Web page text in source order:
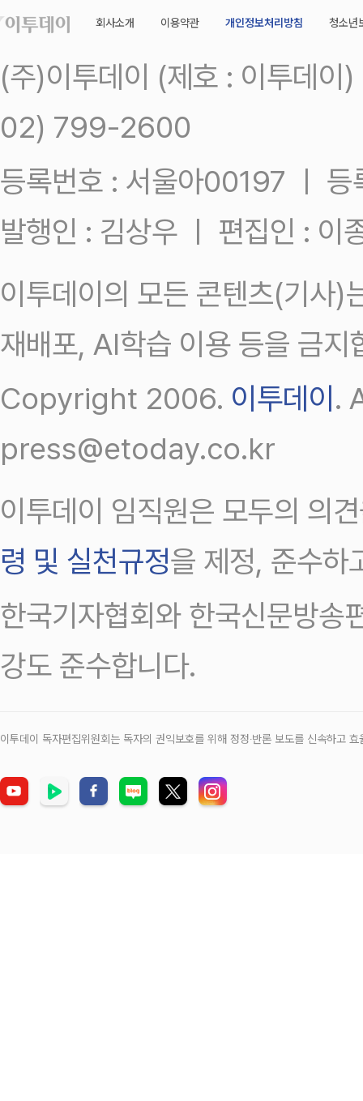
회사소개 이용약관 개인정보처리방침 청소년
(주)이투데이 (제호 : 이투데
02) 799-2600
등록번호 : 서울아00197 ㅣ
발행인 : 김상우 ㅣ 편집인 : 이
이투데이의 모든 콘텐츠(기사)
재배포, AI학습 이용 등을 금지
Copyright 2006. 이투데이.
press@etoday.co.kr
이투데이 임직원은 모두의 의
령 및 실천규정을 제정, 준수하
한국기자협회와 한국신문방송
강도 준수합니다.
이투데이 독자편집위원회는 독자의 권익보호를 위해 정정‧반론 보도를 신속하고